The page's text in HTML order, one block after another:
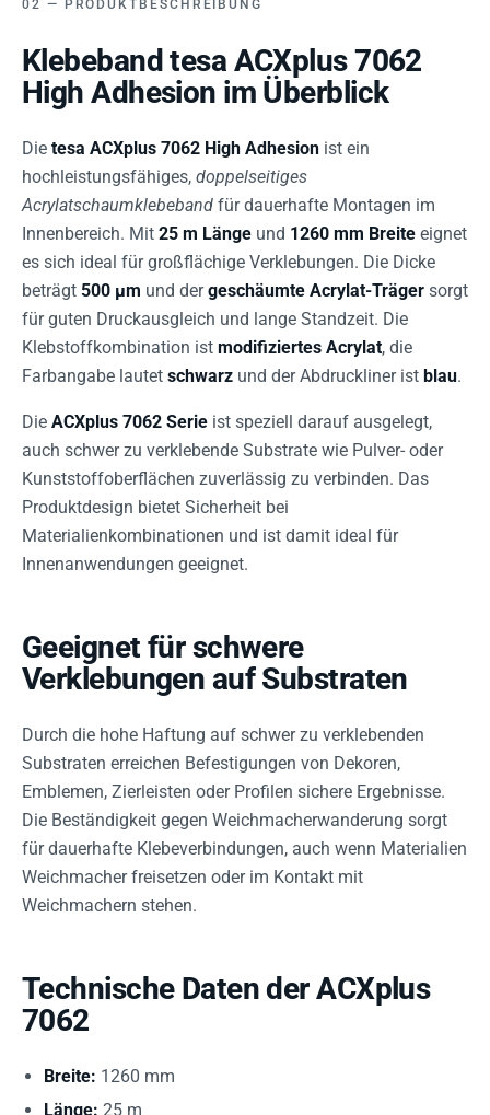
PRODUKTBESCHREIBUNG
Klebeband tesa ACXplus 7062
High Adhesion im Überblick
Die tesa ACXplus 7062 High Adhesion ist ein
hochleistungsfähiges, doppelseitiges
Acrylatschaumklebeband für dauerhafte Montagen im
Innenbereich. Mit 25 m Länge und 1260 mm Breite eignet
es sich ideal für großflächige Verklebungen. Die Dicke
beträgt 500 µm und dergeschäumte Acrylat-Träger sorgt
für guten Druckausgleich und lange Standzeit. Die
Klebstoffkombination ist modifiziertes Acrylat, die
Farbangabe lautet schwarz und der Abdruckliner ist blau.
Die ACXplus 7062 Serie ist speziell darauf ausgelegt,
auch schwer zu verklebende Substrate wie Pulver- oder
Kunststoffoberflächen zuverlässig zu verbinden. Das
Produktdesign bietet Sicherheit bei
Materialienkombinationen und ist damit ideal für
Innenanwendungen geeignet.
Geeignet für schwere
Verklebungen auf Substraten
Durch die hohe Haftung auf schwer zu verklebenden
Substraten erreichen Befestigungen von Dekoren,
Emblemen, Zierleisten oder Profilen sichere Ergebnisse.
Die Beständigkeit gegen Weichmacherwanderung sorgt
für dauerhafte Klebeverbindungen, auch wenn Materialien
Weichmacher freisetzen oder im Kontakt mit
Weichmachern stehen.
Technische Daten der ACXplus
7062
Breite: 1260 mm
Länge: 25 m